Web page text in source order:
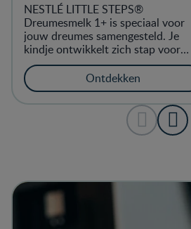
NESTLÉ LITTLE STEPS®
Dreumesmelk 1+ is speciaal voor
jouw dreumes samengesteld.​ Je
kindje ontwikkelt zich stap voor
stap. NESTLÉ LITTLE STEPS®​
Dreumesmelk ondersteunt de
ontwikkeling van jouw kindje ook
tijdens deze fase. Het bevat
vitaminen en mineralen,​ waaronder
vitamine D, calcium en ijzer. Ook
Ontdekken